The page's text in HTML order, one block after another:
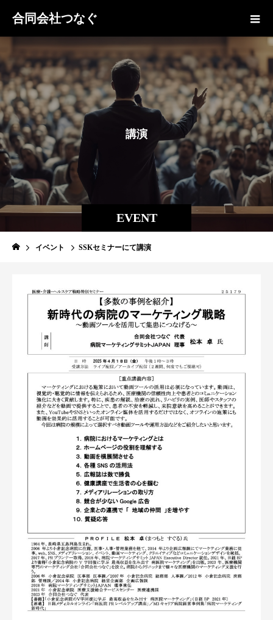
合同会社つなぐ
EVENT
講演
イベント SSKセミナーにて講演